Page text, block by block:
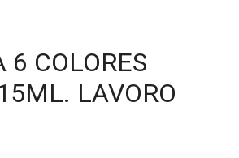
6 COLORES
LAVORO